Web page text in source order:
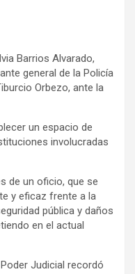
Barrios Alvarado,
general de la Policía
Orbezo, ante la
un espacio de
involucradas
de un oficio, que se
y eficaz frente a la
pública y daños
en el actual
Judicial recordó